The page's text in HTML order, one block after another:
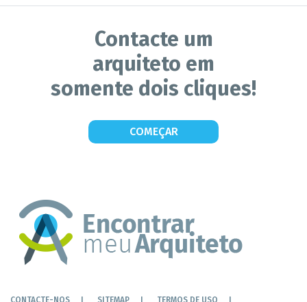
Contacte um
arquiteto em
somente dois cliques!
COMEÇAR
CONTACTE-NOS SITEMAP TERMOS DE USO